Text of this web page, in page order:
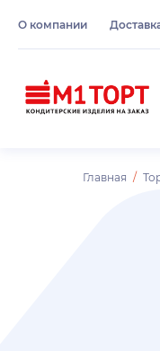
О компании
Главная